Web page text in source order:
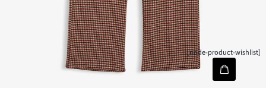
[node-product-wishlist]